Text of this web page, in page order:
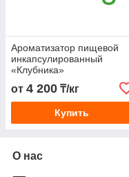
Ароматизатор пищевой
инкапсулированный
«Клубника»
от 4 200 ₸/кг
Купить
О нас